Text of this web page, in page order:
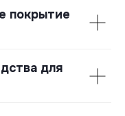
покрытие
для